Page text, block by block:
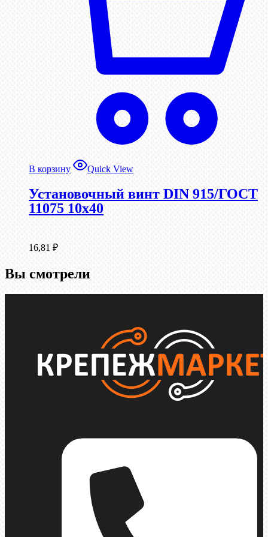
В корзину Quick View
Установочный винт DIN 915/ГОСТ
11075 10х40
16,81 ₽
Вы смотрели